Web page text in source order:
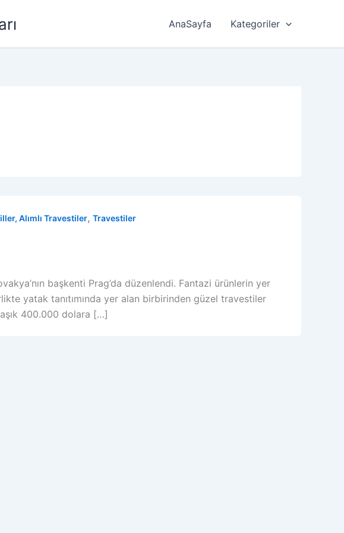
AnaSayfa Kategoriler
Alımlı Travestiler, Travestiler
başkenti Prag’da düzenlendi. Fantazi ürünlerin yer
yatak tanıtımında yer alan birbirinden güzel travestiler
400.000 dolara […]